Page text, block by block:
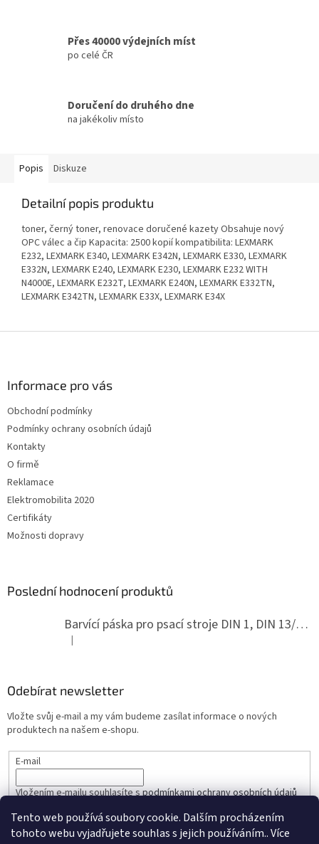
Tento web používá soubory cookie. Dalším procházením
tohoto webu vyjadřujete souhlas s jejich používáním.. Více
Přes 40000 výdejních míst
po celé ČR
Doručení do druhého dne
na jakékoliv místo
Popis Diskuze
Detailní popis produktu
toner, černý toner, renovace doručené kazety Obsahuje nový
OPC válec a čip Kapacita: 2500 kopií kompatibilita: LEXMARK
E232, LEXMARK E340, LEXMARK E342N, LEXMARK E330, LEXMARK
E332N, LEXMARK E240, LEXMARK E230, LEXMARK E232 WITH
N4000E, LEXMARK E232T, LEXMARK E240N, LEXMARK E332TN,
LEXMARK E342TN, LEXMARK E33X, LEXMARK E34X
Informace pro vás
Obchodní podmínky
Podmínky ochrany osobních údajů
Kontakty
O firmě
Reklamace
Elektromobilita 2020
Certifikáty
Možnosti dopravy
Poslední hodnocení produktů
Barvící páska pro psací stroje DIN 1, DIN 13/10, LAND, PA červenočerná
Hodnocení produktu je 5 z 5 hvězdiček.
|
Odebírat newsletter
Vložte svůj e-mail a my vám budeme zasílat informace o nových
produktech na našem e-shopu.
E-mail
Vložením e-mailu souhlasíte spodmínkami ochrany osobních údajů
PŘIHLÁSIT SE